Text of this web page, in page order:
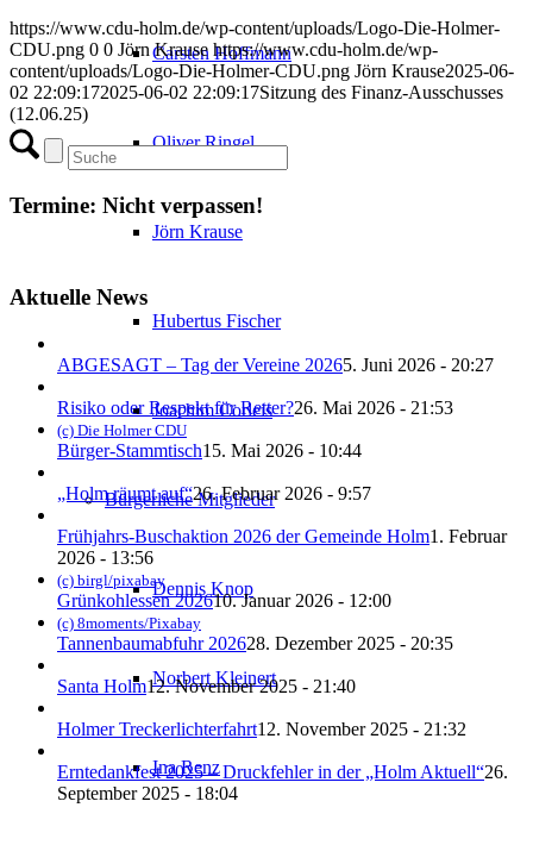
Carsten Hoffmann
Oliver Ringel
Jörn Krause
Hubertus Fischer
Joachim Corleis
Bürgerliche Mitglieder
Dennis Knop
Norbert Kleinert
Ina Renz
https://www.cdu-holm.de/wp-content/uploads/Logo-Die-Holmer-
CDU.png 0 0 Jörn Krause https://www.cdu-holm.de/wp-
content/uploads/Logo-Die-Holmer-CDU.png Jörn Krause2025-06-
02 22:09:172025-06-02 22:09:17Sitzung des Finanz-Ausschusses
(12.06.25)
Termine: Nicht verpassen!
Aktuelle News
ABGESAGT – Tag der Vereine 20265. Juni 2026 - 20:27
Risiko oder Respekt für Retter?26. Mai 2026 - 21:53
(c) Die Holmer CDU
Bürger-Stammtisch15. Mai 2026 - 10:44
„Holm räumt auf“26. Februar 2026 - 9:57
Frühjahrs-Buschaktion 2026 der Gemeinde Holm1. Februar
2026 - 13:56
(c) birgl/pixabay
Grünkohlessen 202610. Januar 2026 - 12:00
(c) 8moments/Pixabay
Tannenbaumabfuhr 202628. Dezember 2025 - 20:35
Santa Holm12. November 2025 - 21:40
Holmer Treckerlichterfahrt12. November 2025 - 21:32
Erntedankfest 2025 – Druckfehler in der „Holm Aktuell“26.
September 2025 - 18:04